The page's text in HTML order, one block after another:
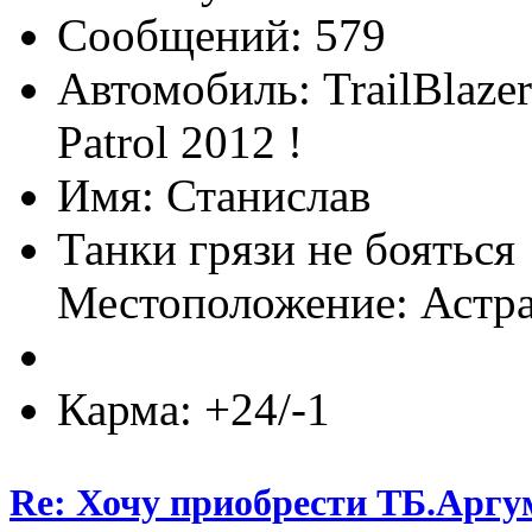
Сообщений: 579
Автомобиль:
Patrol 2012 !
Имя: Станислав
Танки грязи не
Местоположение:
Карма: +24/-1
Re: Хочу приобрести